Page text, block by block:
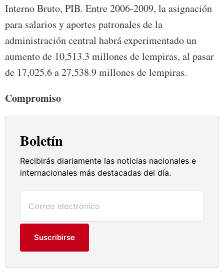
Interno Bruto, PIB. Entre 2006-2009, la asignación
para salarios y aportes patronales de la
administración central habrá experimentado un
aumento de 10,513.3 millones de lempiras, al pasar
de 17,025.6 a 27,538.9 millones de lempiras.
Compromiso
Boletín
Recibirás diariamente las noticias nacionales e
internacionales más destacadas del día.
Suscribirse